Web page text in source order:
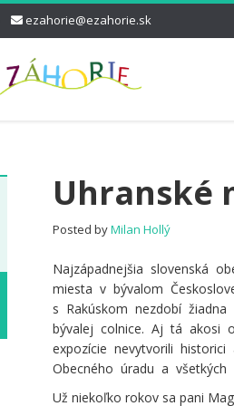
ezahorie@ezahorie.sk
Uhranské
Posted byMilan Hollý
Najzápadnejšia slovenská
miesta v bývalom
s Rakúskom nezdobí
bývalej colnice. Aj tá akosi
expozície nevytvorili
Obecného úradu a
Už niekoľko rokov sa pani